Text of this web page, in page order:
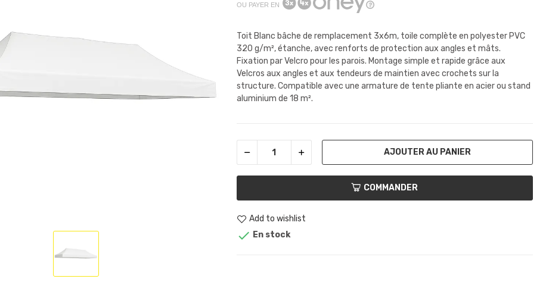
OU PAYER EN
Toit Blanc bâche de remplacement 3x6m, toile complète en polyester PVC
320 g/m², étanche, avec renforts de protection aux angles et mâts.
Fixation par Velcro pour les parois. Montage simple et rapide grâce aux
Velcros aux angles et aux tendeurs de maintien avec crochets sur la
structure. Compatible avec une armature de tente pliante en acier ou stand
aluminium de 18 m².
AJOUTER AU PANIER
COMMANDER
Add to wishlist
 En stock